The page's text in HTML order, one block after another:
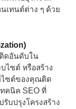
เทนต์ต่าง ๆ ด้วย
ดอันดับใน
ไซต์ หรือสร้าง
ไซต์ของคุณติด
คนิค SEO ที่
บปรุงโครงสร้าง